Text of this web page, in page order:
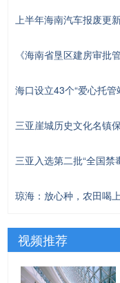
上半年海南汽车报废更
《海南省垦区建房审批
海口设立43个“爱心托管
三亚崖城历史文化名镇
三亚入选第二批“全国禁
琼海：放心种，农田喝
视频推荐